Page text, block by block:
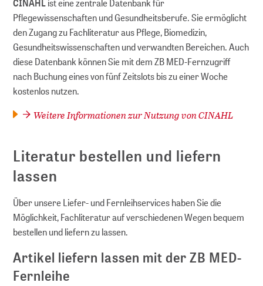
CINAHList eine zentrale Datenbank für
Pflegewissenschaften und Gesundheitsberufe. Sie ermöglicht
den Zugang zu Fachliteratur aus Pflege, Biomedizin,
Gesundheitswissenschaften und verwandten Bereichen. Auch
diese Datenbank können Sie mit dem ZB MED-Fernzugriff
nach Buchung eines von fünf Zeitslots bis zu einer Woche
kostenlos nutzen.
Weitere Informationen zur Nutzung von CINAHL
Literatur bestellen und liefern
lassen
Über unsere Liefer- und Fernleihservices haben Sie die
Möglichkeit, Fachliteratur auf verschiedenen Wegen bequem
bestellen und liefern zu lassen.
Artikel liefern lassen mit der ZB MED-
Fernleihe